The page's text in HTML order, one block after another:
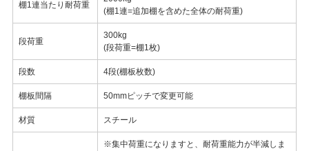
棚1連当たり耐荷重
(棚1連=追加棚を含めた全体の耐荷重)
段荷重
300kg
(段荷重=棚1枚)
段数 4段(棚板枚数)
棚板間隔 50mmピッチで変更可能
材質 スチール
※集中荷重になりますと、耐荷重能力が半減しま